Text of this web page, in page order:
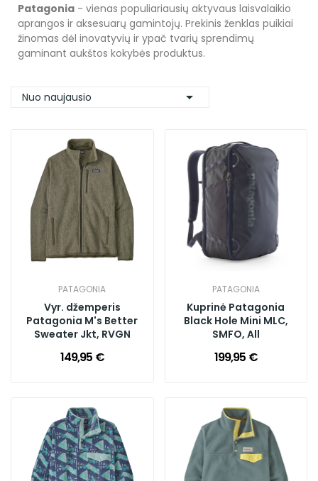
Patagonia - vienas populiariausių aktyvaus laisvalaikio
aprangos ir aksesuarų gamintojų. Prekinis ženklas puikiai
žinomas dėl inovatyvių ir ypač tvarių sprendimų
gaminant aukštos kokybės produktus.
Nuo naujausio 
PATAGONIA
Vyr. džemperis
Patagonia M's Better
Sweater Jkt, RVGN
149,95 €
PATAGONIA
Kuprinė Patagonia
Black Hole Mini MLC,
SMFO, All
199,95 €